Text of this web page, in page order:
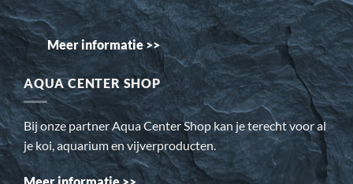
Meer informatie >>
AQUA CENTER SHOP
Bij onze partner Aqua Center Shop kan je terecht voor al
je koi, aquarium en vijverproducten.